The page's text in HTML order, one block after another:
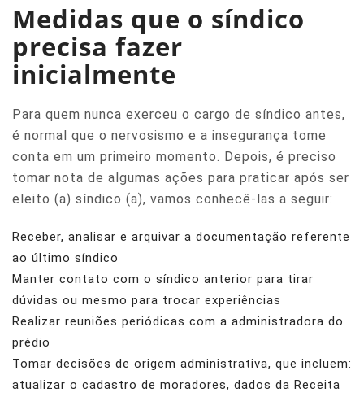
Medidas que o síndico
precisa fazer
inicialmente
Para quem nunca exerceu o cargo de síndico antes,
é normal que o nervosismo e a insegurança tome
conta em um primeiro momento. Depois, é preciso
tomar nota de algumas ações para praticar após ser
eleito (a) síndico (a), vamos conhecê-las a seguir:
Receber, analisar e arquivar a documentação referente
ao último síndico
Manter contato com o síndico anterior para tirar
dúvidas ou mesmo para trocar experiências
Realizar reuniões periódicas com a administradora do
prédio
Tomar decisões de origem administrativa, que incluem:
atualizar o cadastro de moradores, dados da Receita